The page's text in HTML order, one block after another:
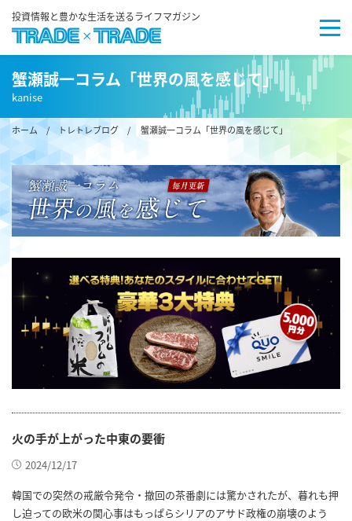
投資情報と豊かな生活を送るライフマガジン
蟹瀬誠一コラム「世界の風を感じて」
kanise
ホーム/ トレトレブログ / 蟹瀬誠一コラム「世界の風を感じて」
火の手が上がった中東の要衝
2024/12/17
韓国での突然の戒厳令発令・撤回の茶番劇には驚かされたが、暮れも押
し迫っての欧米の関心事はもっぱらシリアのアサド政権の崩壊のよう